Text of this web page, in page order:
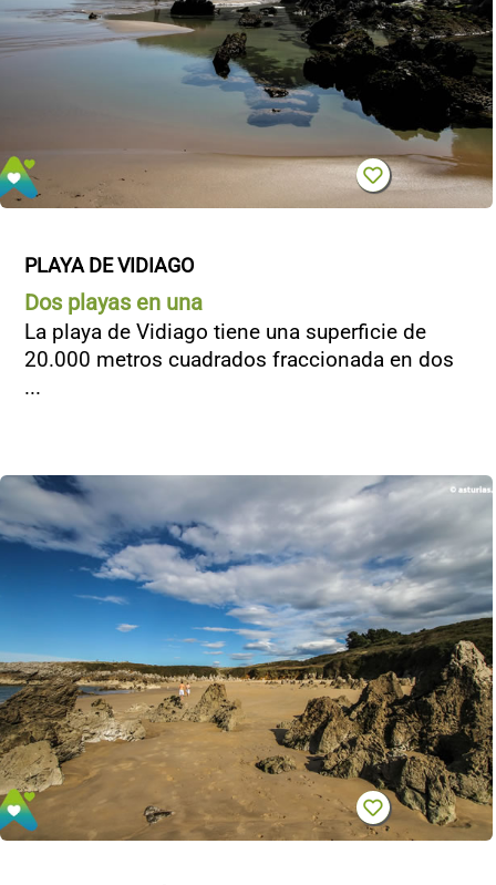
PLAYA DE VIDIAGO
Dos playas en una
La playa de Vidiago tiene una superficie de
20.000 metros cuadrados fraccionada en dos
...